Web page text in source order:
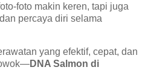
foto makin keren, tapi juga
percaya diri selama
yang efektif, cepat, dan
DNA Salmon di